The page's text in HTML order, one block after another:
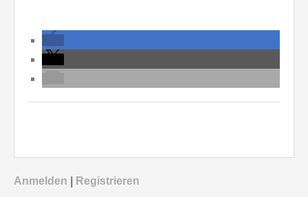
Anmelden Registrieren